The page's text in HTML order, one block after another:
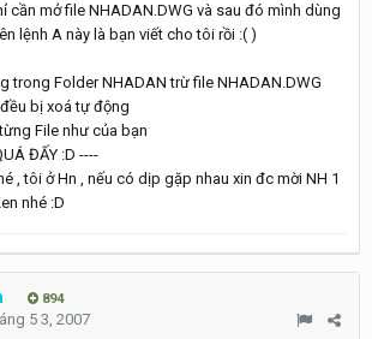
cần mở file NHADAN.DWG và sau đó mình dùng
lệnh A này là bạn viết cho tôi rồi :( )
trong Folder NHADAN trừ file NHADAN.DWG
bị xoá tự động
File như của bạn
ĐẤY :D ----
, tôi ở Hn , nếu có dịp gặp nhau xin đc mời NH 1
nhé :D
894
5 3, 2007